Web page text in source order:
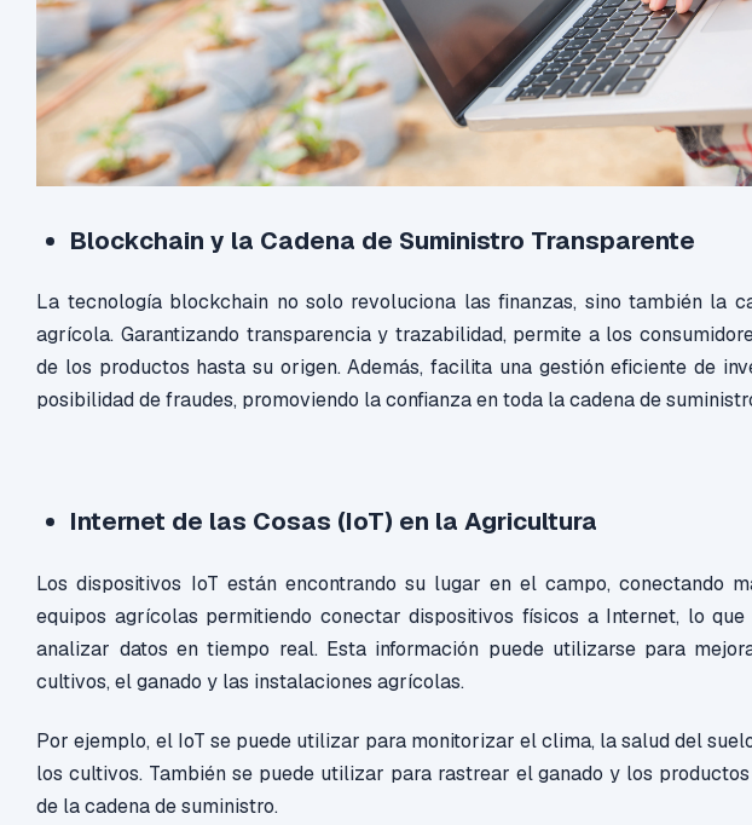
Blockchain y la Cadena de Suministro Transparente
La tecnología blockchain no solo revoluciona las finanzas, sino también la
agrícola. Garantizando transparencia y trazabilidad, permite a los
de los productos hasta su origen. Además, facilita una gestión eficiente de
posibilidad de fraudes, promoviendo la confianza en toda la cadena de
Internet de las Cosas (IoT) en la Agricultura
Los dispositivos IoT están encontrando su lugar en el campo, conectando
equipos agrícolas permitiendo conectar dispositivos físicos a Internet, lo
analizar datos en tiempo real. Esta información puede utilizarse para
cultivos, el ganado y las instalaciones agrícolas.
Por ejemplo, el IoT se puede utilizar para monitorizar el clima, la salud del
los cultivos. También se puede utilizar para rastrear el ganado y los
de la cadena de suministro.